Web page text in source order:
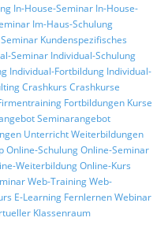
In-House-Seminar In-House-
Im-Haus-Schulung
Kundenspezifisches
Seminar Individual-Schulung
Individual-Fortbildung Individual-
Crashkurs Crashkurse
Fortbildungen Kurse
Seminarangebot
UnterrichtWeiterbildungen
Online-SchulungOnline-Seminar
WeiterbildungOnline-Kurs
Web-TrainingWeb-
E-Learning FernlernenWebinar
Klassenraum